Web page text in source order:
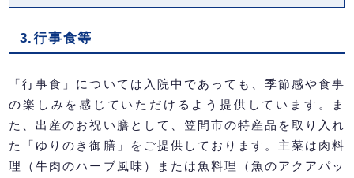
3.行事食等
「行事食」については入院中であっても、季節感や食事
の楽しみを感じていただけるよう提供しています。ま
た、出産のお祝い膳として、笠間市の特産品を取り入れ
た「ゆりのき御膳」をご提供しております。主菜は肉料
理（牛肉のハーブ風味）または魚料理（魚のアクアパッ